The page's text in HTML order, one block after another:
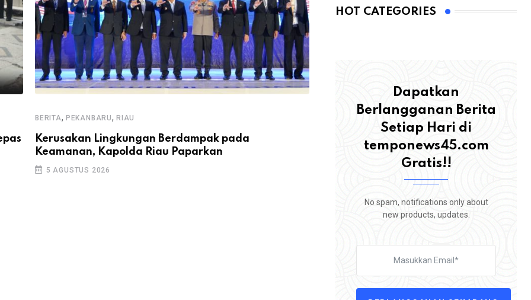
BERITA, PEKANBARU,RIAU
Kerusakan Lingkungan Berdampak pada
Keamanan, Kapolda Riau Paparkan
5 AGUSTUS 2026
Tuntut Perbaikan Jalan Sontang–Duri,
Warga Rokan Hulu
HOT CATEGORIES
Dapatkan
Berlangganan Berita
Setiap Hari di
temponews45.com
Gratis!!
No spam, notifications only about
new products, updates.